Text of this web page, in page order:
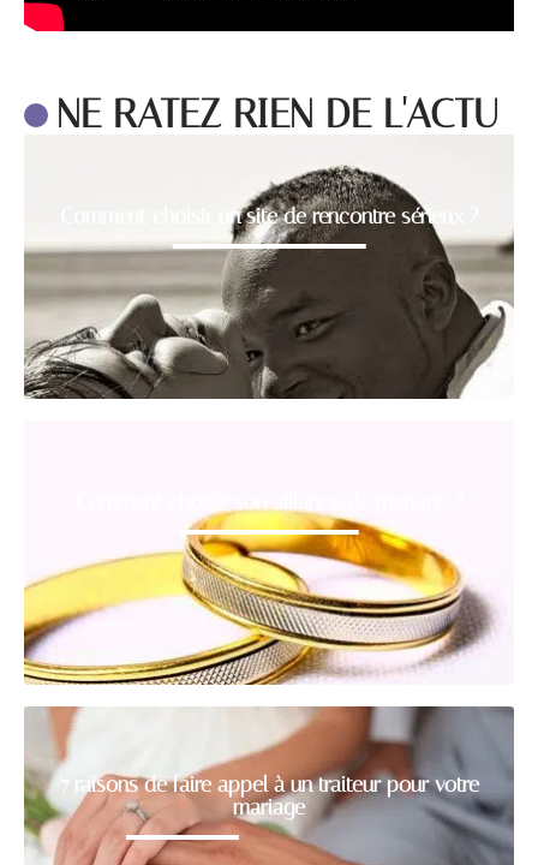
NE RATEZ RIEN DE L'ACTU
Comment choisir un site de rencontre sérieux ?
Comment choisir son alliance de mariage ?
7 raisons de faire appel à un traiteur pour votre
mariage